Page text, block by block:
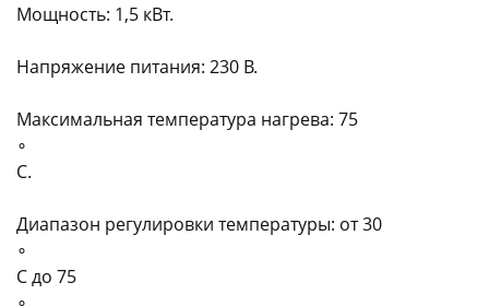
Мощность: 1,5 кВт.
Напряжение питания: 230 В.
Максимальная температура нагрева: 75
∘
C.
Диапазон регулировки температуры: от 30
∘
C до 75